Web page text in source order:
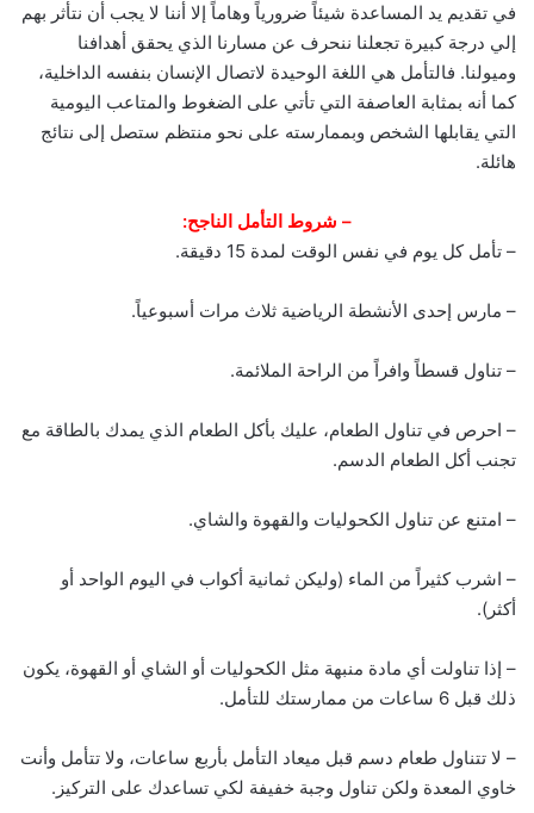
في تقديم يد المساعدة شيئاً ضرورياً وهاماً إلا أننا لا يجب أن نتأثر بهم
إلي درجة كبيرة تجعلنا ننحرف عن مسارنا الذي يحقق أهدافنا
وميولنا. فالتأمل هي اللغة الوحيدة لاتصال الإنسان بنفسه الداخلية،
كما أنه بمثابة العاصفة التي تأتي على الضغوط والمتاعب اليومية
التي يقابلها الشخص وبممارسته على نحو منتظم ستصل إلى نتائج
هائلة.
– شروط التأمل الناجح:
– تأمل كل يوم في نفس الوقت لمدة 15 دقيقة.
– مارس إحدى الأنشطة الرياضية ثلاث مرات أسبوعياً.
– تناول قسطاً وافراً من الراحة الملائمة.
– احرص في تناول الطعام، عليك بأكل الطعام الذي يمدك بالطاقة مع
تجنب أكل الطعام الدسم.
– امتنع عن تناول الكحوليات والقهوة والشاي.
– اشرب كثيراً من الماء (وليكن ثمانية أكواب في اليوم الواحد أو
أكثر).
– إذا تناولت أي مادة منبهة مثل الكحوليات أو الشاي أو القهوة، يكون
ذلك قبل 6 ساعات من ممارستك للتأمل.
– لا تتناول طعام دسم قبل ميعاد التأمل بأربع ساعات، ولا تتأمل وأنت
خاوي المعدة ولكن تناول وجبة خفيفة لكي تساعدك على التركيز.